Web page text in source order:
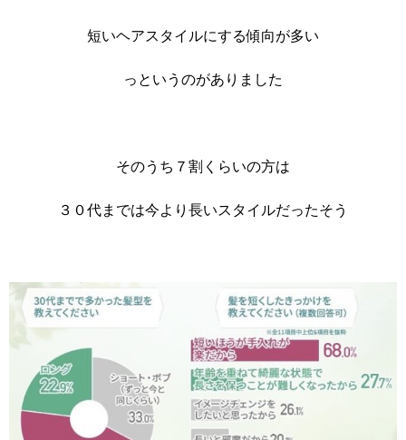
短いヘアスタイルにする傾向が多い
っというのがありました
そのうち７割くらいの方は
３０代までは今より長いスタイルだったそう